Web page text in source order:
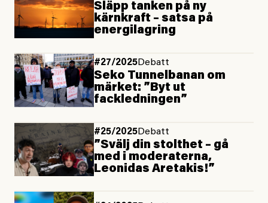
Släpp tanken på ny
kärnkraft – satsa på
energilagring
#27/2025Debatt
Seko Tunnelbanan om
märket: ”Byt ut
fackledningen”
#25/2025Debatt
”Svälj din stolthet – gå
med i moderaterna,
Leonidas Aretakis!”